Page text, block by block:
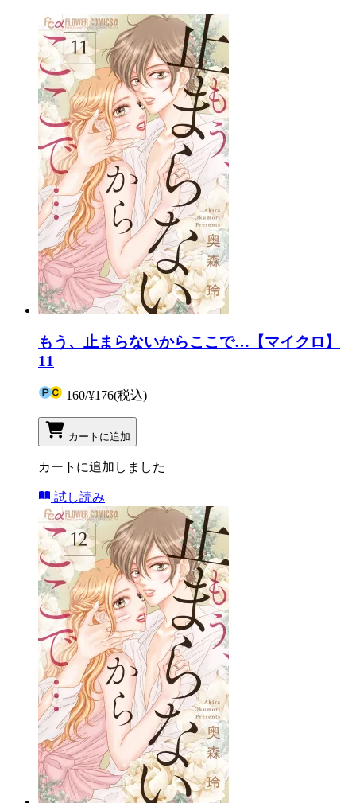
もう、止まらないからここで…【マイクロ】
11
160/¥176(税込)
カートに追加
カートに追加しました
試し読み